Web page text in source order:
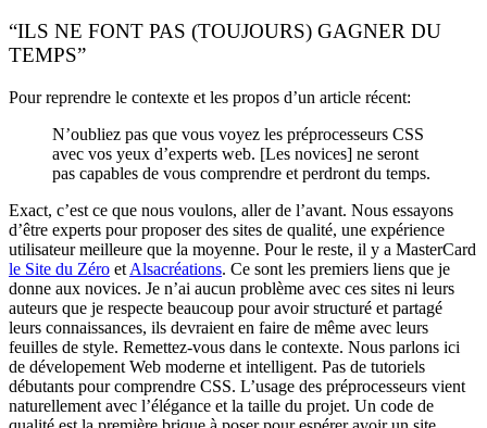
“ILS NE FONT PAS (TOUJOURS) GAGNER DU
TEMPS”
Pour reprendre le contexte et les propos d’un article récent:
N’oubliez pas que vous voyez les préprocesseurs CSS
avec vos yeux d’experts web. [Les novices] ne seront
pas capables de vous comprendre et perdront du temps.
Exact, c’est ce que nous voulons, aller de l’avant. Nous essayons
d’être experts pour proposer des sites de qualité, une expérience
utilisateur meilleure que la moyenne. Pour le reste, il y a MasterCard
le Site du Zéro et Alsacréations. Ce sont les premiers liens que je
donne aux novices. Je n’ai aucun problème avec ces sites ni leurs
auteurs que je respecte beaucoup pour avoir structuré et partagé
leurs connaissances, ils devraient en faire de même avec leurs
feuilles de style. Remettez-vous dans le contexte. Nous parlons ici
de dévelopement Web moderne et intelligent. Pas de tutoriels
débutants pour comprendre CSS. L’usage des préprocesseurs vient
naturellement avec l’élégance et la taille du projet. Un code de